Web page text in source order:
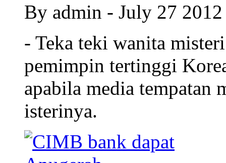
By admin - July 27
- Teka teki wanita
pemimpin tertinggi
apabila media tempatan
isterinya.